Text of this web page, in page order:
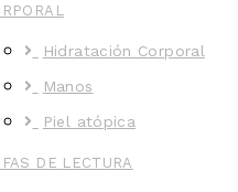
Hidratación Corporal
Manos
Piel atópica
DE LECTURA